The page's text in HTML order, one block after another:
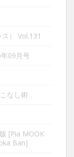
） Vol.131
09月号
なし術
[Pia MOOK
Ban]